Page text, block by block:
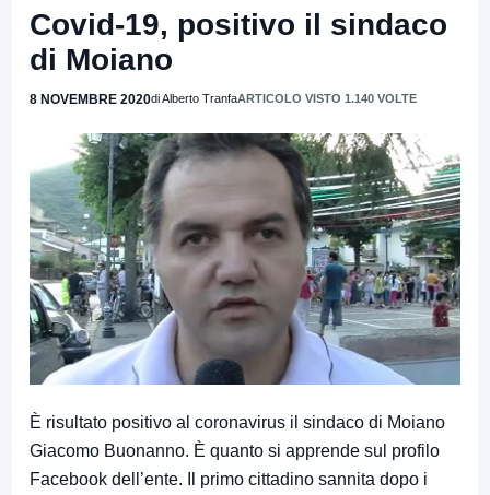
Covid-19, positivo il sindaco
di Moiano
8 NOVEMBRE 2020di Alberto TranfaARTICOLO VISTO 1.140 VOLTE
È risultato positivo al coronavirus il sindaco di Moiano
Giacomo Buonanno. È quanto si apprende sul profilo
Facebook dell’ente. Il primo cittadino sannita dopo i